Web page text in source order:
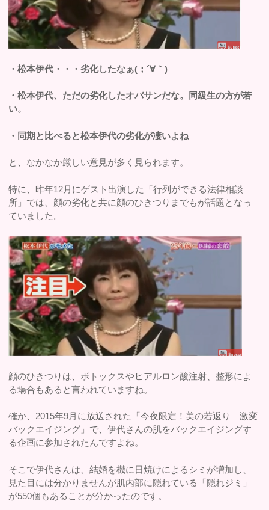
・松本伊代・・・劣化したなぁ(；´∀｀)
・松本伊代、ただの劣化したオバサンだな。同級生の方が若
い。
・同期と比べると松本伊代の劣化が凄いよね
と、なかなか厳しい意見が多く見られます。
特に、昨年12月にゲスト出演した「行列ができる法律相談
所」では、顔の劣化と共に顔のひきつりまでもが話題となっ
ていました。
顔のひきつりは、ボトックスやヒアルロン酸注射、整形によ
る場合もあると言われていますね。
確か、2015年9月に放送された「今夜限定！美の若返り 激変
バックエイジング」で、伊代さんの肌をバックエイジングす
る企画に参加されたんですよね。
そこで伊代さんは、結婚を機に日焼けによるシミが増加し、
見た目には分かりませんが肌内部に隠れている「隠れジミ」
が550個もあることが分かったのです。